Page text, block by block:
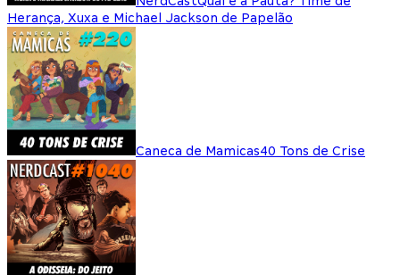
Herança, Xuxa e Michael Jackson de Papelão
Caneca de Mamicas40 Tons de Crise